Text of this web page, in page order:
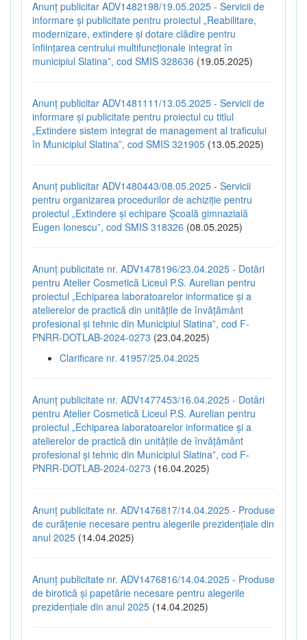
Anunț publicitar ADV1482198/19.05.2025 - Servicii de
informare și publicitate pentru proiectul „Reabilitare,
modernizare, extindere și dotare clădire pentru
înființarea centrului multifuncționale integrat în
municipiul Slatina”, cod SMIS 328636 (19.05.2025)
Anunț publicitar ADV1481111/13.05.2025 - Servicii de
informare și publicitate pentru proiectul cu titlul
„Extindere sistem integrat de management al traficului
în Municipiul Slatina”, cod SMIS 321905 (13.05.2025)
Anunț publicitar ADV1480443/08.05.2025 - Servicii
pentru organizarea procedurilor de achiziție pentru
proiectul „Extindere și echipare Școală gimnazială
Eugen Ionescu”, cod SMIS 318326 (08.05.2025)
Anunț publicitate nr. ADV1478196/23.04.2025 - Dotări
pentru Atelier Cosmetică Liceul P.S. Aurelian pentru
proiectul „Echiparea laboratoarelor informatice și a
atelierelor de practică din unitățile de învățământ
profesional și tehnic din Municipiul Slatina”, cod F-
PNRR-DOTLAB-2024-0273 (23.04.2025)
Clarificare nr. 41957/25.04.2025
Anunț publicitate nr. ADV1477453/16.04.2025 - Dotări
pentru Atelier Cosmetică Liceul P.S. Aurelian pentru
proiectul „Echiparea laboratoarelor informatice și a
atelierelor de practică din unitățile de învățământ
profesional și tehnic din Municipiul Slatina”, cod F-
PNRR-DOTLAB-2024-0273 (16.04.2025)
Anunț publicitate nr. ADV1476817/14.04.2025 - Produse
de curățenie necesare pentru alegerile prezidențiale din
anul 2025 (14.04.2025)
Anunț publicitate nr. ADV1476816/14.04.2025 - Produse
de birotică și papetărie necesare pentru alegerile
prezidențiale din anul 2025 (14.04.2025)